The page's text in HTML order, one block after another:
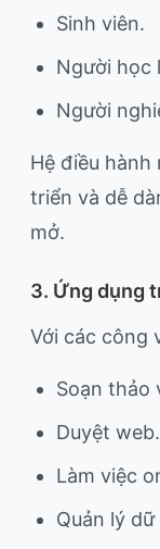
Sinh viên.
Người học
Người
Hệ điều
triển và dễ
mở.
3. Ứng dụng
Với các công
Soạn thảo
Duyệt web.
Làm việc
Quản lý